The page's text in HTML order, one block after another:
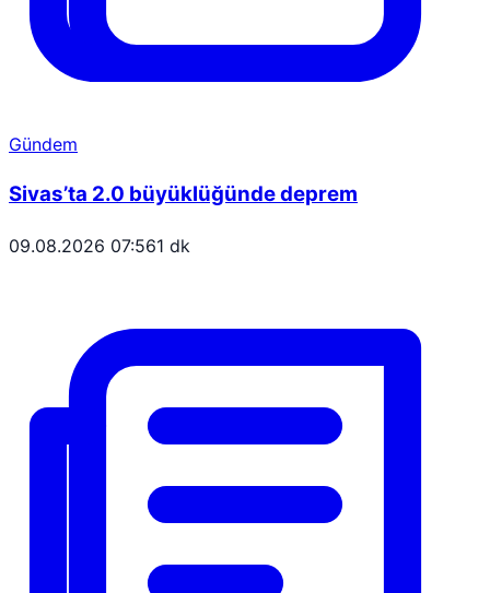
Gündem
Sivas’ta 2.0 büyüklüğünde deprem
09.08.2026 07:561 dk